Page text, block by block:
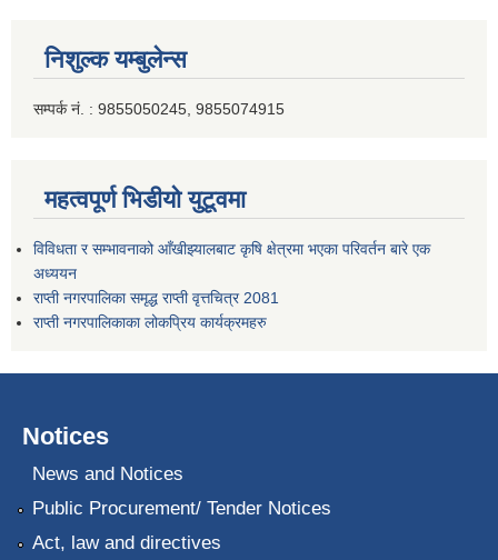
निशुल्क यम्बुलेन्स
सम्पर्क नं. : 9855050245, 9855074915
महत्वपूर्ण भिडीयो युटूवमा
विविधता र सम्भावनाको आँखीझ्यालबाट कृषि क्षेत्रमा भएका परिवर्तन बारे एक
अध्ययन
राप्ती नगरपालिका समृद्ध राप्ती वृत्तचित्र 2081
राप्ती नगरपालिकाका लोकप्रिय कार्यक्रमहरु
Notices
News and Notices
Public Procurement/ Tender Notices
Act, law and directives